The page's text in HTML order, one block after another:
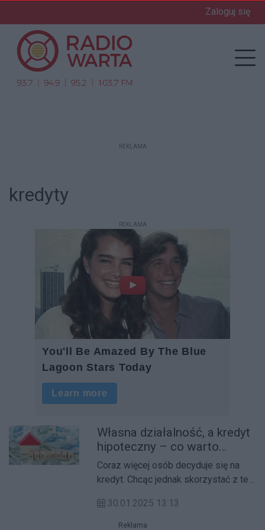
Zaloguj się
REKLAMA
kredyty
REKLAMA
Własna działalność, a kredyt
hipoteczny – co warto
wiedzieć?
Coraz więcej osób decyduje się na
kredyt. Chcąc jednak skorzystać z tej
pierwszej kolejności należy
uwarunkować kwestie podmiotowe.
30.01.2025 13:13
Reklama